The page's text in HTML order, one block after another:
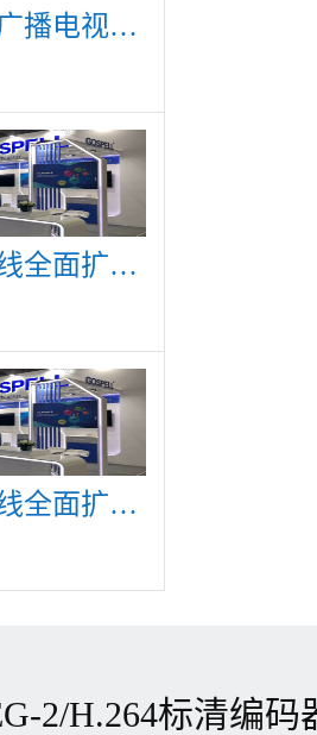
2026中国国际广播电视信息网络展览会展
高斯贝尔产品线全面扩展，众多新产品亮相CommunicAsia 2019
高斯贝尔产品线全面扩展，众多新产品亮相CommunicAsia 2019
2/H.264标清编码